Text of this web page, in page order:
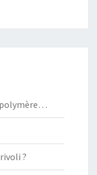
polymère…
?